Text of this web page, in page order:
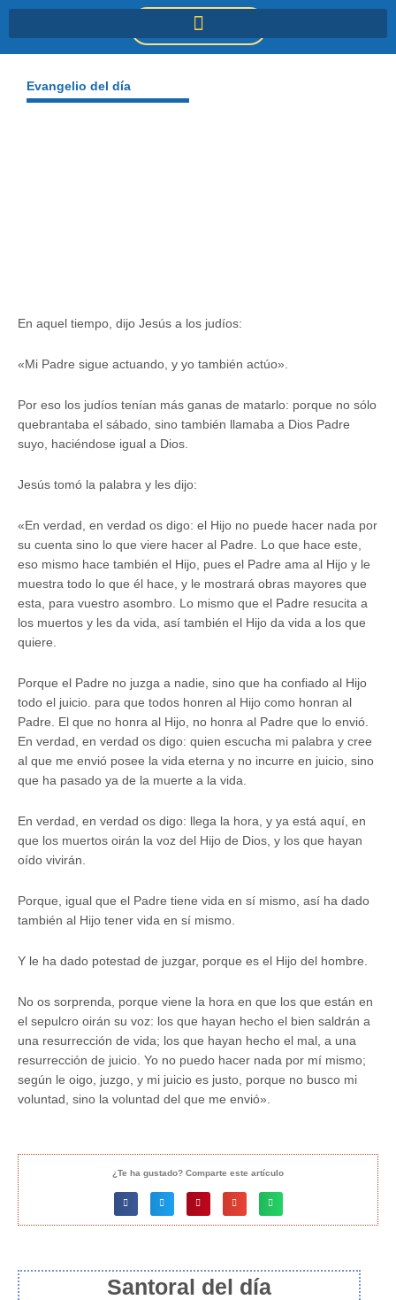
DONACIONES
Evangelio del día
En aquel tiempo, dijo Jesús a los judíos:
«Mi Padre sigue actuando, y yo también actúo».
Por eso los judíos tenían más ganas de matarlo: porque no sólo
quebrantaba el sábado, sino también llamaba a Dios Padre
suyo, haciéndose igual a Dios.
Jesús tomó la palabra y les dijo:
«En verdad, en verdad os digo: el Hijo no puede hacer nada por
su cuenta sino lo que viere hacer al Padre. Lo que hace este,
eso mismo hace también el Hijo, pues el Padre ama al Hijo y le
muestra todo lo que él hace, y le mostrará obras mayores que
esta, para vuestro asombro. Lo mismo que el Padre resucita a
los muertos y les da vida, así también el Hijo da vida a los que
quiere.
Porque el Padre no juzga a nadie, sino que ha confiado al Hijo
todo el juicio. para que todos honren al Hijo como honran al
Padre. El que no honra al Hijo, no honra al Padre que lo envió.
En verdad, en verdad os digo: quien escucha mi palabra y cree
al que me envió posee la vida eterna y no incurre en juicio, sino
que ha pasado ya de la muerte a la vida.
En verdad, en verdad os digo: llega la hora, y ya está aquí, en
que los muertos oirán la voz del Hijo de Dios, y los que hayan
oído vivirán.
Porque, igual que el Padre tiene vida en sí mismo, así ha dado
también al Hijo tener vida en sí mismo.
Y le ha dado potestad de juzgar, porque es el Hijo del hombre.
No os sorprenda, porque viene la hora en que los que están en
el sepulcro oirán su voz: los que hayan hecho el bien saldrán a
una resurrección de vida; los que hayan hecho el mal, a una
resurrección de juicio. Yo no puedo hacer nada por mí mismo;
según le oigo, juzgo, y mi juicio es justo, porque no busco mi
voluntad, sino la voluntad del que me envió».
¿Te ha gustado? Comparte este artículo
Santoral del día